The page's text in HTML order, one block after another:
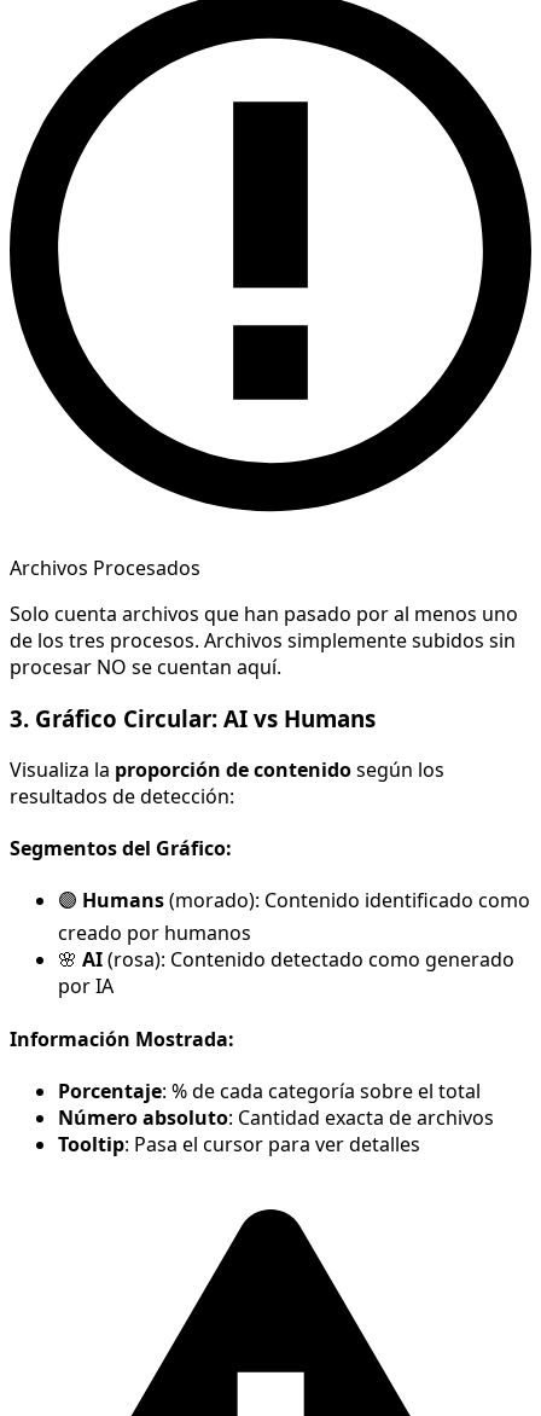
Archivos Procesados
Solo cuenta archivos que han pasado por al menos uno
de los tres procesos. Archivos simplemente subidos sin
procesar NO se cuentan aquí.
3. Gráfico Circular: AI vs Humans
Visualiza la proporción de contenidosegún los
resultados de detección:
Segmentos del Gráfico:
🟣 Humans(morado): Contenido identificado como
creado por humanos
🌸 AI(rosa): Contenido detectado como generado
por IA
Información Mostrada:
Porcentaje: % de cada categoría sobre el total
Número absoluto: Cantidad exacta de archivos
Tooltip: Pasa el cursor para ver detalles